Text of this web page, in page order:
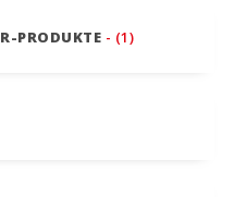
PRODUKTE - (1)